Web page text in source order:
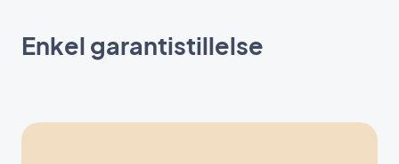
Enkel garantistillelse